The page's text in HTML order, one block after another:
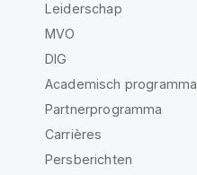
Leiderschap
MVO
DIG
Academisch programma
Partnerprogramma
Carrières
Persberichten